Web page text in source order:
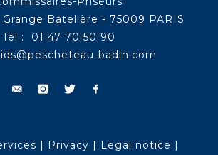
Grange Batelière - 75009 PARIS
Tél : 01 47 70 50 90
badin.com
| Privacy | Legal notice |